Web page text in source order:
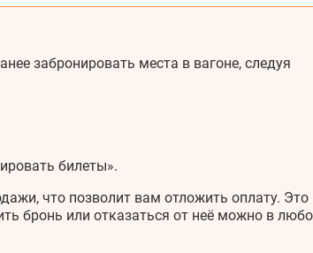
забронировать места в вагоне, следуя
билеты».
что позволит вам отложить оплату. Это
бронь или отказаться от неё можно в